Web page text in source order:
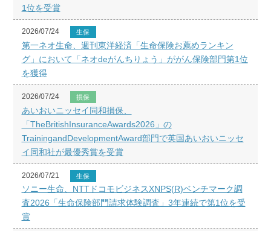
1位を受賞
2026/07/24 生保
第一ネオ生命、週刊東洋経済「生命保険お薦めランキン
グ」において「ネオdeがんちりょう」ががん保険部門第1位
を獲得
2026/07/24 損保
あいおいニッセイ同和損保、
「TheBritishInsuranceAwards2026」の
TrainingandDevelopmentAward部門で英国あいおいニッセ
イ同和社が最優秀賞を受賞
2026/07/21 生保
ソニー生命、NTTドコモビジネスXNPS(R)ベンチマーク調
査2026「生命保険部門請求体験調査」3年連続で第1位を受
賞